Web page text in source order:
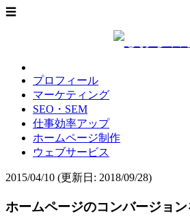
☰
プロフィール
マーケティング
SEO・SEM
仕事効率アップ
ホームページ制作
ウェブサービス
2015/04/10 (更新日: 2018/09/28)
ホームページのコンバージョ